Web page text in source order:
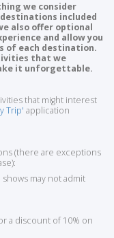
we consider
included
also offer optional
and allow you
of each destination.
that we
it unforgettable.
that might interest
Trip' application
(there are exceptions
may not admit
a discount of 10% on